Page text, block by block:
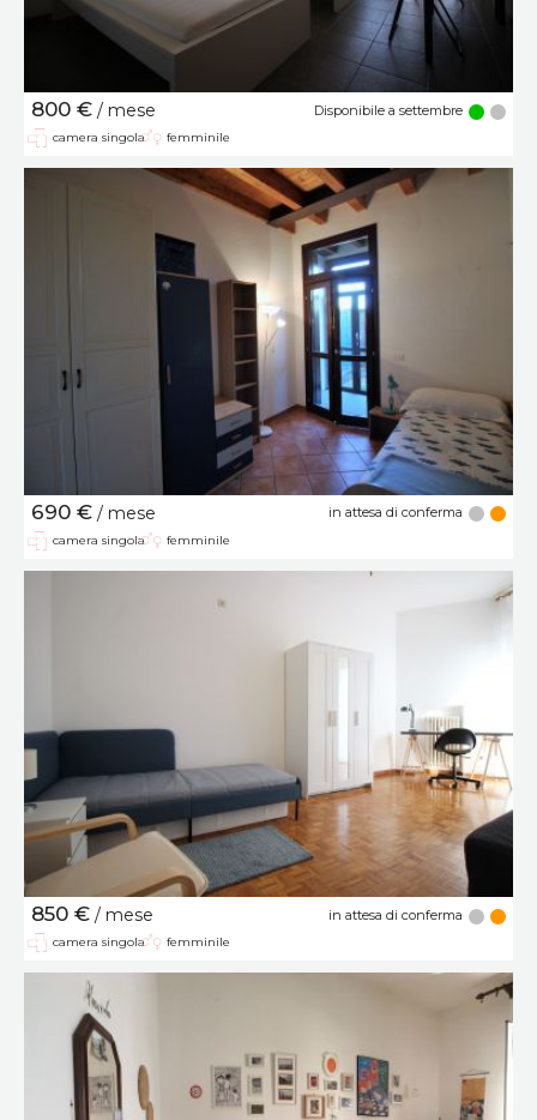
800 € / mese Disponibile a settembre
camera singola femminile
690 € / mese in attesa di conferma
camera singola femminile
850 € / mese in attesa di conferma
camera singola femminile